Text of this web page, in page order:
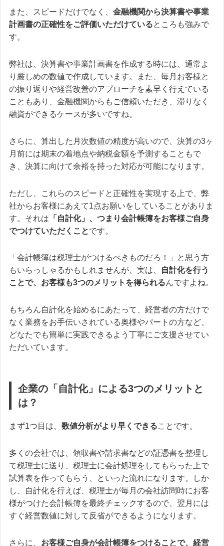
また、スピードだけでなく、 金融機関から決算書や事業
計画書の正確性をご評価いただけているところも強みで
す。
弊社は、決算書や事業計画書を作成する時には、通常よ
り厳しめの数値で作成しています。また、毎月お客様と
の振り返りや経営改善のアプローチを素早く行えている
こともあり、金融機関からもご信頼いただき、滞りなく
融資ができるケースが多いですね。
さらに、算出した月次数値の精度が高いので、決算の3ヶ
月前には期末の着地点や納税金額を予測することもで
き、決算に向けて余裕を持った対応が可能になります。
ただし、これらのスピードと正確性を実現する上で、弊
社からお客様にあえて1点お願いをしていることがありま
す。それは 「自計化」、つまり会計帳簿をお客様ご自身
でつけていただくことです。
「会計帳簿は税理士がつけるべきものだろ！」と思う方
もいらっしゃるかもしれませんが、実は、
自計化を行う
ことで、お客様も3つのメリットを得られるんですよね。
もちろん自計化を始めるにあたって、経営者の方だけで
なく業務をお手伝いされている奥様やパートの方など、
どなたでも簡単に実践できるよう丁寧にご支援させてい
ただいています。
企業の「自計化」による3つのメリットと
は？
まず1つ目は、 数値分析がより早くできることです。
多くの会社では、領収書や請求書などの証憑書を整理し
て税理士に送り、税理士に会計処理をしてもらった上で
試算表を作ってもらう、といった流れになります。しか
し、自計化を行えば、税理士が毎月の会社訪問時にお客
様がつけた会計帳簿を最終チェックするので、翌月には
すぐ経営数値に対して反省ができるようになります。
さらに、 お客様ご自身が会計帳簿をつけることで、経営